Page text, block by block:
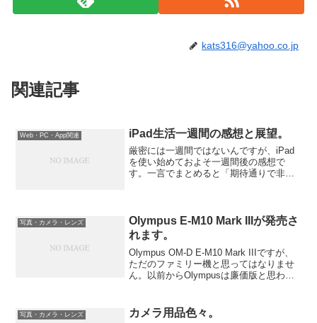
kats316@yahoo.co.jp
関連記事
Web・PC・App関連 iPad生活一週間の感想と展望。
厳密には一週間ではないんですが、iPad
を使い始めておよそ一週間後の感想で
す。一言でまとめると「期待通りで非常
優先しているため、何時...
写真・カメラ・レンズ
Olympus E-M10 Mark IIIが発売さ
れます。
Olympus OM-D E-M10 Mark IIIですが、
ただのファミリー機と思ってはなりませ
ん。以前からOlympusは廉価版と思われ
写真・カメラ・レンズ カメラ用品色々。